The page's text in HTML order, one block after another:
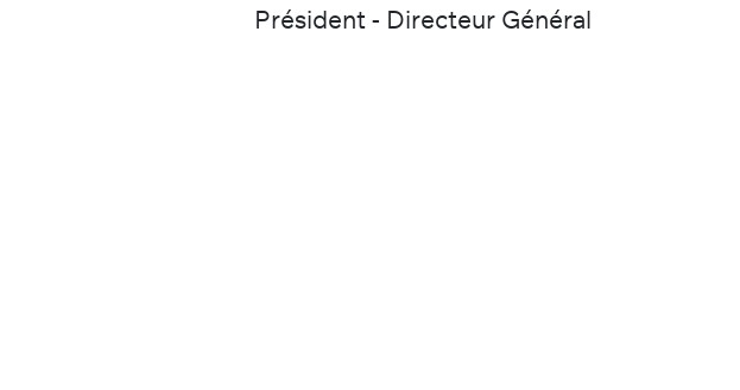
Président - Directeur Général